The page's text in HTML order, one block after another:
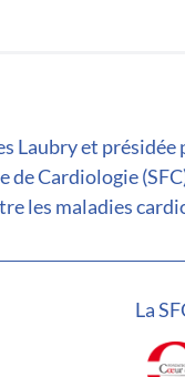
Laubry et
de Cardiologie
les maladies
La